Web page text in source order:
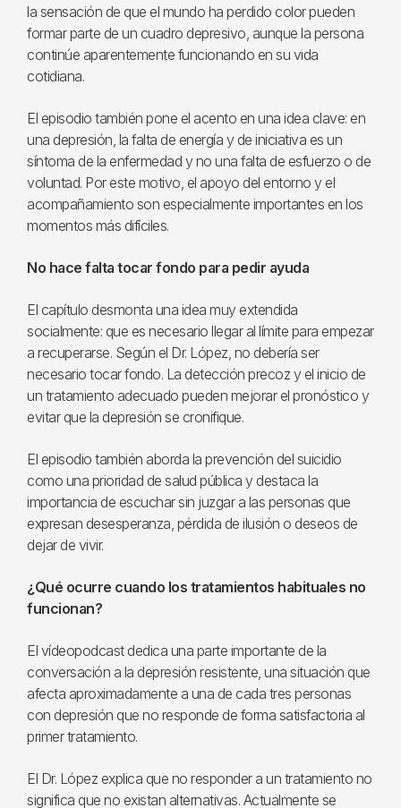
la sensación de que el mundo ha perdido color pueden
formar parte de un cuadro depresivo, aunque la persona
continúe aparentemente funcionando en su vida
cotidiana.
El episodio también pone el acento en una idea clave: en
una depresión, la falta de energía y de iniciativa es un
síntoma de la enfermedad y no una falta de esfuerzo o de
voluntad. Por este motivo, el apoyo del entorno y el
acompañamiento son especialmente importantes en los
momentos más difíciles.
No hace falta tocar fondo para pedir ayuda
El capítulo desmonta una idea muy extendida
socialmente: que es necesario llegar al límite para empezar
a recuperarse. Según el Dr. López, no debería ser
necesario tocar fondo. La detección precoz y el inicio de
un tratamiento adecuado pueden mejorar el pronóstico y
evitar que la depresión se cronifique.
El episodio también aborda la prevención del suicidio
como una prioridad de salud pública y destaca la
importancia de escuchar sin juzgar a las personas que
expresan desesperanza, pérdida de ilusión o deseos de
dejar de vivir.
¿Qué ocurre cuando los tratamientos habituales no
funcionan?
El vídeopodcast dedica una parte importante de la
conversación a la depresión resistente, una situación que
afecta aproximadamente a una de cada tres personas
con depresión que no responde de forma satisfactoria al
primer tratamiento.
El Dr. López explica que no responder a un tratamiento no
significa que no existan alternativas. Actualmente se